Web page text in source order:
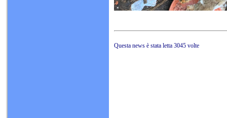
Questa news è stata letta 3045 volte